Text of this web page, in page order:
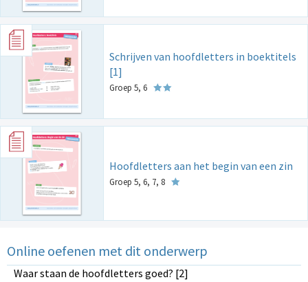
Schrijven van hoofdletters in boektitels
[1]
Groep 5, 6
Hoofdletters aan het begin van een zin
Groep 5, 6, 7, 8
Online oefenen met dit onderwerp
Waar staan de hoofdletters goed? [2]